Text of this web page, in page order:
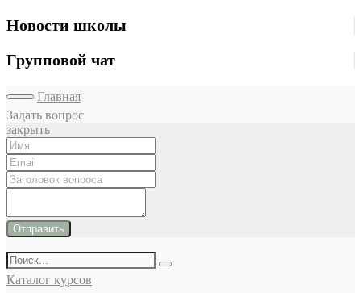
Новости школы
Групповой чат
Главная
Задать вопрос
закрыть
Отправить
Каталог курсов